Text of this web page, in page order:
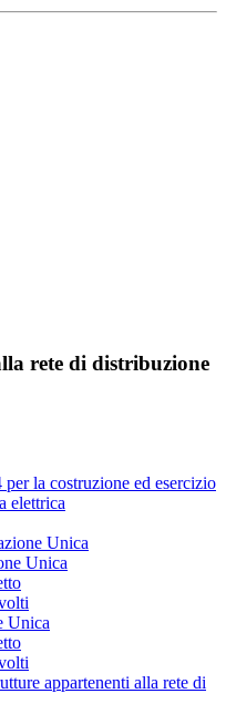
rete di distribuzione
la costruzione ed esercizio
elettrica
Unica
Unica
Unica
appartenenti alla rete di